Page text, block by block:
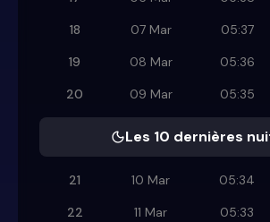
18
07 Mar 05:37
19
08 Mar 05:36
20
09 Mar 05:35
Les 10 dernières
21 10 Mar 05:34
22
11 Mar 05:33